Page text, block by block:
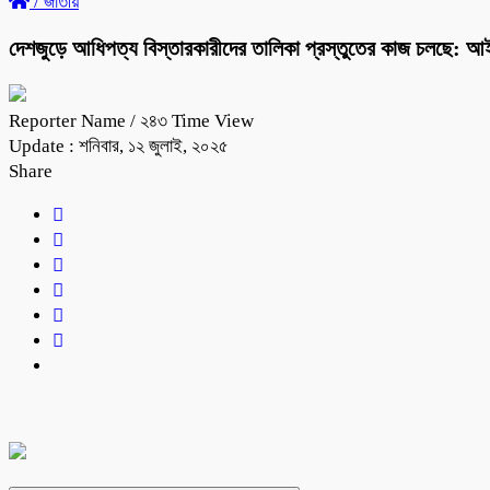
দেশজুড়ে আধিপত্য বিস্তারকারীদের তালিকা প্রস্তুতের কাজ চলছে:
Reporter Name / ২৪৩ Time View
Update : শনিবার, ১২ জুলাই, ২০২৫
Share